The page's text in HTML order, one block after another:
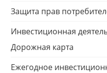
Защита прав
Инвестиционная
Дорожная карта
Ежегодное